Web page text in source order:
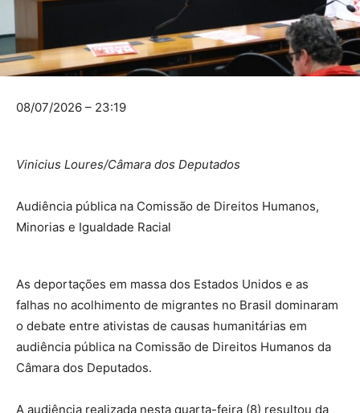
08/07/2026 – 23:19
Vinicius Loures/Câmara dos Deputados
Audiência pública na Comissão de Direitos Humanos,
Minorias e Igualdade Racial
As deportações em massa dos Estados Unidos e as
falhas no acolhimento de migrantes no Brasil dominaram
o debate entre ativistas de causas humanitárias em
audiência pública na Comissão de Direitos Humanos da
Câmara dos Deputados.
A audiência realizada nesta quarta-feira (8) resultou da